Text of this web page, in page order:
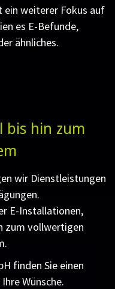
ein weiterer Fokus auf
es E-Befunde,
ähnliches.
bis hin zum
wir Dienstleistungen
E-Installationen,
zum vollwertigen
finden Sie einen
Wünsche.